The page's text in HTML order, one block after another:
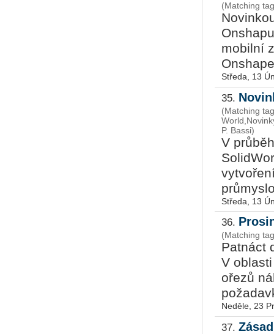
(Matching
mobilní
Středa, 13
35.
(Matching
P. Bassi)
V
Středa, 13
36.
(Matching
Patnáct
V
ořezů
Neděle, 23
37.